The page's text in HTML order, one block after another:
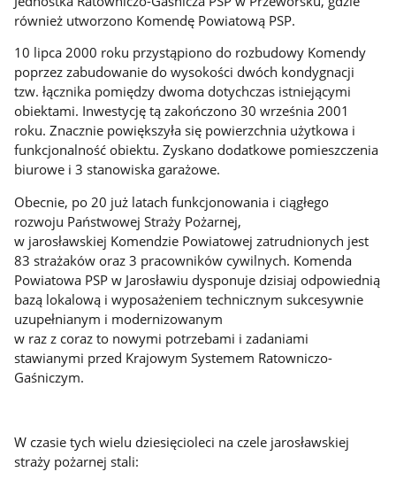
również utworzono Komendę Powiatową PSP.
10 lipca 2000 roku przystąpiono do rozbudowy Komendy
poprzez zabudowanie do wysokości dwóch kondygnacji
tzw. łącznika pomiędzy dwoma dotychczas istniejącymi
obiektami. Inwestycję tą zakończono 30 września 2001
roku. Znacznie powiększyła się powierzchnia użytkowa i
funkcjonalność obiektu. Zyskano dodatkowe pomieszczenia
biurowe i 3 stanowiska garażowe.
Obecnie, po 20 już latach funkcjonowania i ciągłego
rozwoju Państwowej Straży Pożarnej,
w jarosławskiej Komendzie Powiatowej zatrudnionych jest
83 strażaków oraz 3 pracowników cywilnych. Komenda
Powiatowa PSP w Jarosławiu dysponuje dzisiaj odpowiednią
bazą lokalową i wyposażeniem technicznym sukcesywnie
uzupełnianym i modernizowanym
w raz z coraz to nowymi potrzebami i zadaniami
stawianymi przed Krajowym Systemem Ratowniczo-
Gaśniczym.
W czasie tych wielu dziesięcioleci na czele jarosławskiej
straży pożarnej stali: